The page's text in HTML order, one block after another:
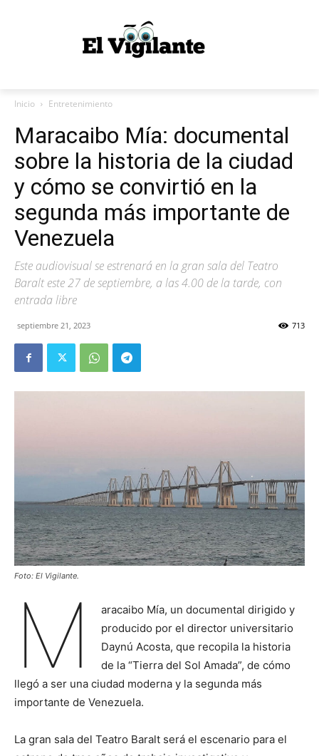
Inicio Entretenimiento
Maracaibo Mía: documental
sobre la historia de la ciudad
y cómo se convirtió en la
segunda más importante de
Venezuela
Este audiovisual se estrenará en la gran sala del Teatro
Baralt este 27 de septiembre, a las 4.00 de la tarde, con
entrada libre
septiembre 21, 2023 713
Foto: El Vigilante.
M
aracaibo Mía, un documental dirigido y
producido por el director universitario
Daynú Acosta, que recopila la historia
de la “Tierra del Sol Amada”, de cómo
llegó a ser una ciudad moderna y la segunda más
importante de Venezuela.
La gran sala del Teatro Baralt será el escenario para el